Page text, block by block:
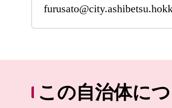
この自治体に